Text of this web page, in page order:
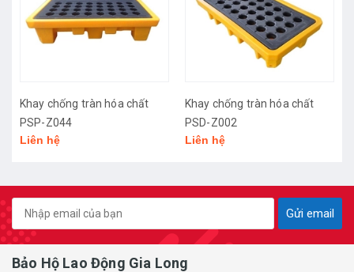
Khay chống tràn hóa chất
PSP-Z044
Liên hệ
Khay chống tràn hóa chất
PSD-Z002
Liên hệ
Gửi email
Bảo Hộ Lao Động Gia Long